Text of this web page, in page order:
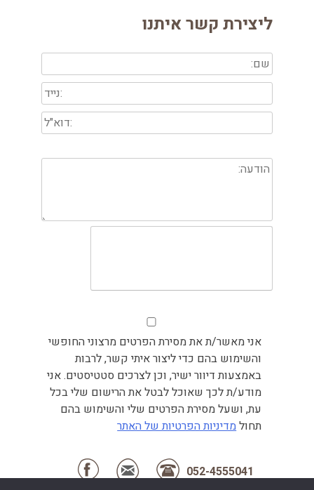
ליצירת קשר איתנו
אני מאשר/ת את מסירת הפרטים מרצוני החופשי
והשימוש בהם כדי ליצור איתי קשר, לרבות
באמצעות דיוור ישיר, וכן לצרכים סטטיסטים. אני
מודע/ת לכך שאוכל לבטל את הרישום שלי בכל
עת, ושעל מסירת הפרטים שלי והשימוש בהם
תחולמדיניות הפרטיות של האתר
052-4555041